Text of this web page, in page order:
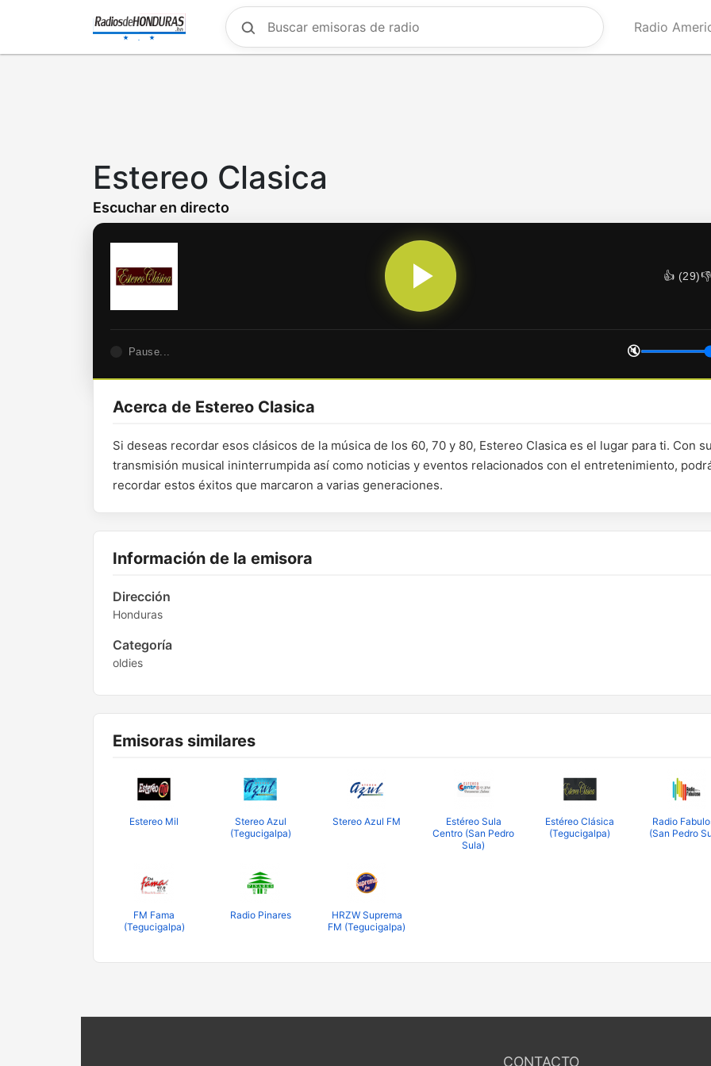
Radio
Estereo Clasica
Escuchar en directo
👍 (29)
Pause... 🔇
Acerca de Estereo Clasica
Si deseas recordar esos clásicos de la música de los 60, 70 y 80, Estereo Clasica es el lugar para ti. Con
transmisión musical ininterrumpida así como noticias y eventos relacionados con el entretenimiento,
recordar estos éxitos que marcaron a varias generaciones.
Información de la emisora
Dirección
Honduras
Categoría
oldies
Emisoras similares
Estereo Mil
Stereo Azul
(Tegucigalpa)
Stereo Azul FM
Estéreo Sula
Centro (San Pedro
Sula)
Estéreo Clásica
(Tegucigalpa)
Radio
(San Pedro
FM Fama
(Tegucigalpa)
Radio Pinares
HRZW Suprema
FM (Tegucigalpa)
CONTACTO